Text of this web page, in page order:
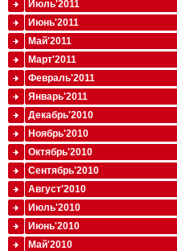
Июль'2011
Июнь'2011
Май'2011
Март'2011
Февраль'2011
Январь'2011
Декабрь'2010
Ноябрь'2010
Октябрь'2010
Сентябрь'2010
Август'2010
Июль'2010
Июнь'2010
Май'2010